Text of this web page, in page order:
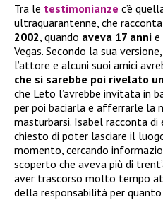
Tra le testimonianze c’è
ultraquarantenne, che
2002 , quando aveva 17 anni e
Vegas. Secondo la sua
l’attore e alcuni suoi amici
che si sarebbe poi rivelato
che Leto l’avrebbe invitata in
per poi baciarla e afferrarle la
masturbarsi. Isabel racconta
chiesto di poter lasciare il
momento, cercando
scoperto che aveva più di
aver trascorso molto tempo
della responsabilità per